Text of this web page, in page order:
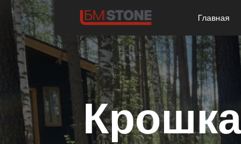
Главная